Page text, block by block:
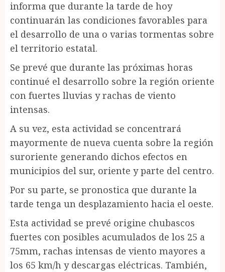
informa que durante la tarde de hoy
continuarán las condiciones favorables para
el desarrollo de una o varias tormentas sobre
el territorio estatal.
Se prevé que durante las próximas horas
continué el desarrollo sobre la región oriente
con fuertes lluvias y rachas de viento
intensas.
A su vez, esta actividad se concentrará
mayormente de nueva cuenta sobre la región
suroriente generando dichos efectos en
municipios del sur, oriente y parte del centro.
Por su parte, se pronostica que durante la
tarde tenga un desplazamiento hacia el oeste.
Esta actividad se prevé origine chubascos
fuertes con posibles acumulados de los 25 a
75mm, rachas intensas de viento mayores a
los 65 km/h y descargas eléctricas. También,